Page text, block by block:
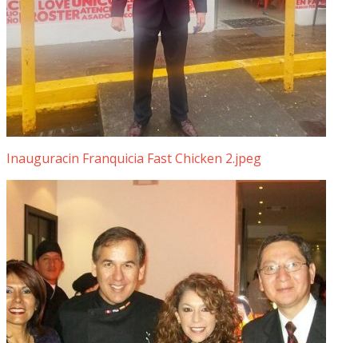
Inauguracin Franquicia Fast Chicken 2.jpeg